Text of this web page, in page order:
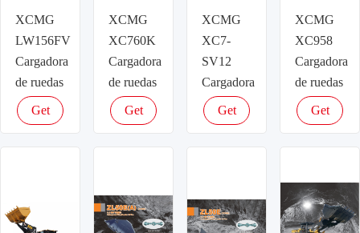
XCMG
LW156FV
Cargadora
de ruedas
Get
XCMG
XC760K
Cargadora
de ruedas
Get
XCMG
XC7-
SV12
Cargadora
de ruedas
Get
XCMG
XC958
Cargadora
de ruedas
Get